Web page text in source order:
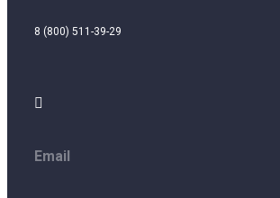
8 (800) 511-39-29

Email